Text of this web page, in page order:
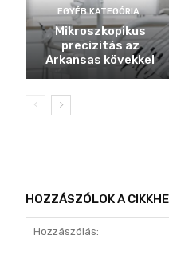
EGYÉB KATEGÓRIA
Mikroszkopikus
precizitás az
Arkansas kövekkel
HOZZÁSZÓLOK A